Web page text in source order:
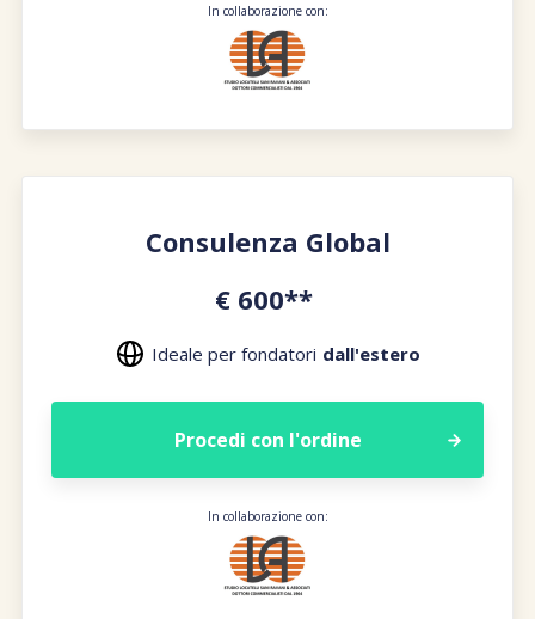
In collaborazione con:
Consulenza Global
€ 600**
Ideale per fondatori dall'estero
Procedi con l'ordine
In collaborazione con: